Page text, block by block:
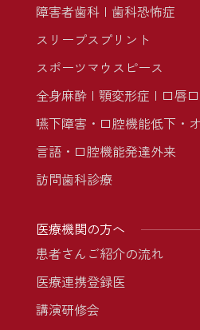
障害者歯科
歯科恐怖症
スリープスプリント
スポーツマウスピース
全身麻酔
顎変形症
口唇
嚥下障害・口腔機能低下・
言語・口腔機能発達外来
訪問歯科診療
医療機関の方へ
患者さんご紹介の流れ
医療連携登録医
講演研修会